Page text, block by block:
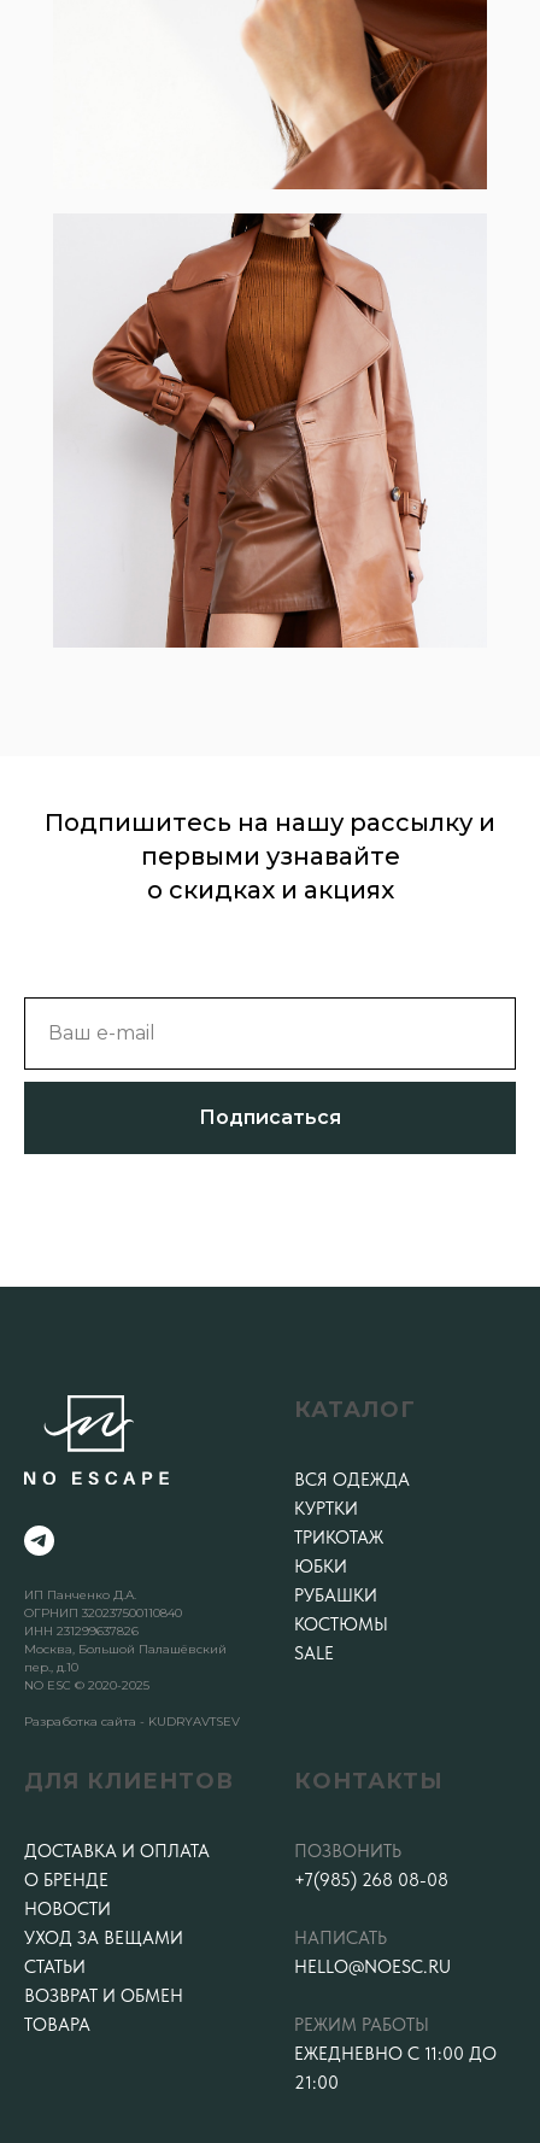
Подпишитесь на нашу рассылку и
первыми узнавайте
о скидках и акциях
Ваш e-mail
Подписаться
ИП Панченко Д.А.
ОГРНИП 320237500110840
ИНН 231299637826
Москва, Большой Палашёвский
пер., д.10
NO ESC © 2020-2025
Разработка сайта - KUDRYAVTSEV
КАТАЛОГ
ВСЯ ОДЕЖДА
КУРТКИ
ТРИКОТАЖ
ЮБКИ
РУБАШКИ
КОСТЮМЫ
SALE
ДЛЯ КЛИЕНТОВ
ДОСТАВКА И ОПЛАТА
О БРЕНДЕ
НОВОСТИ
УХОД ЗА ВЕЩАМИ
СТАТЬИ
ВОЗВРАТ И ОБМЕН
ТОВАРА
КОНТАКТЫ
ПОЗВОНИТЬ
+7(985) 268 08-08
НАПИСАТЬ
HELLO@NOESC.RU
РЕЖИМ РАБОТЫ
ЕЖЕДНЕВНО С 11:00 ДО
21:00